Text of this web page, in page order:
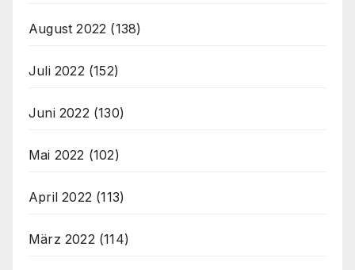
August 2022 (138)
Juli 2022 (152)
Juni 2022 (130)
Mai 2022 (102)
April 2022 (113)
März 2022 (114)